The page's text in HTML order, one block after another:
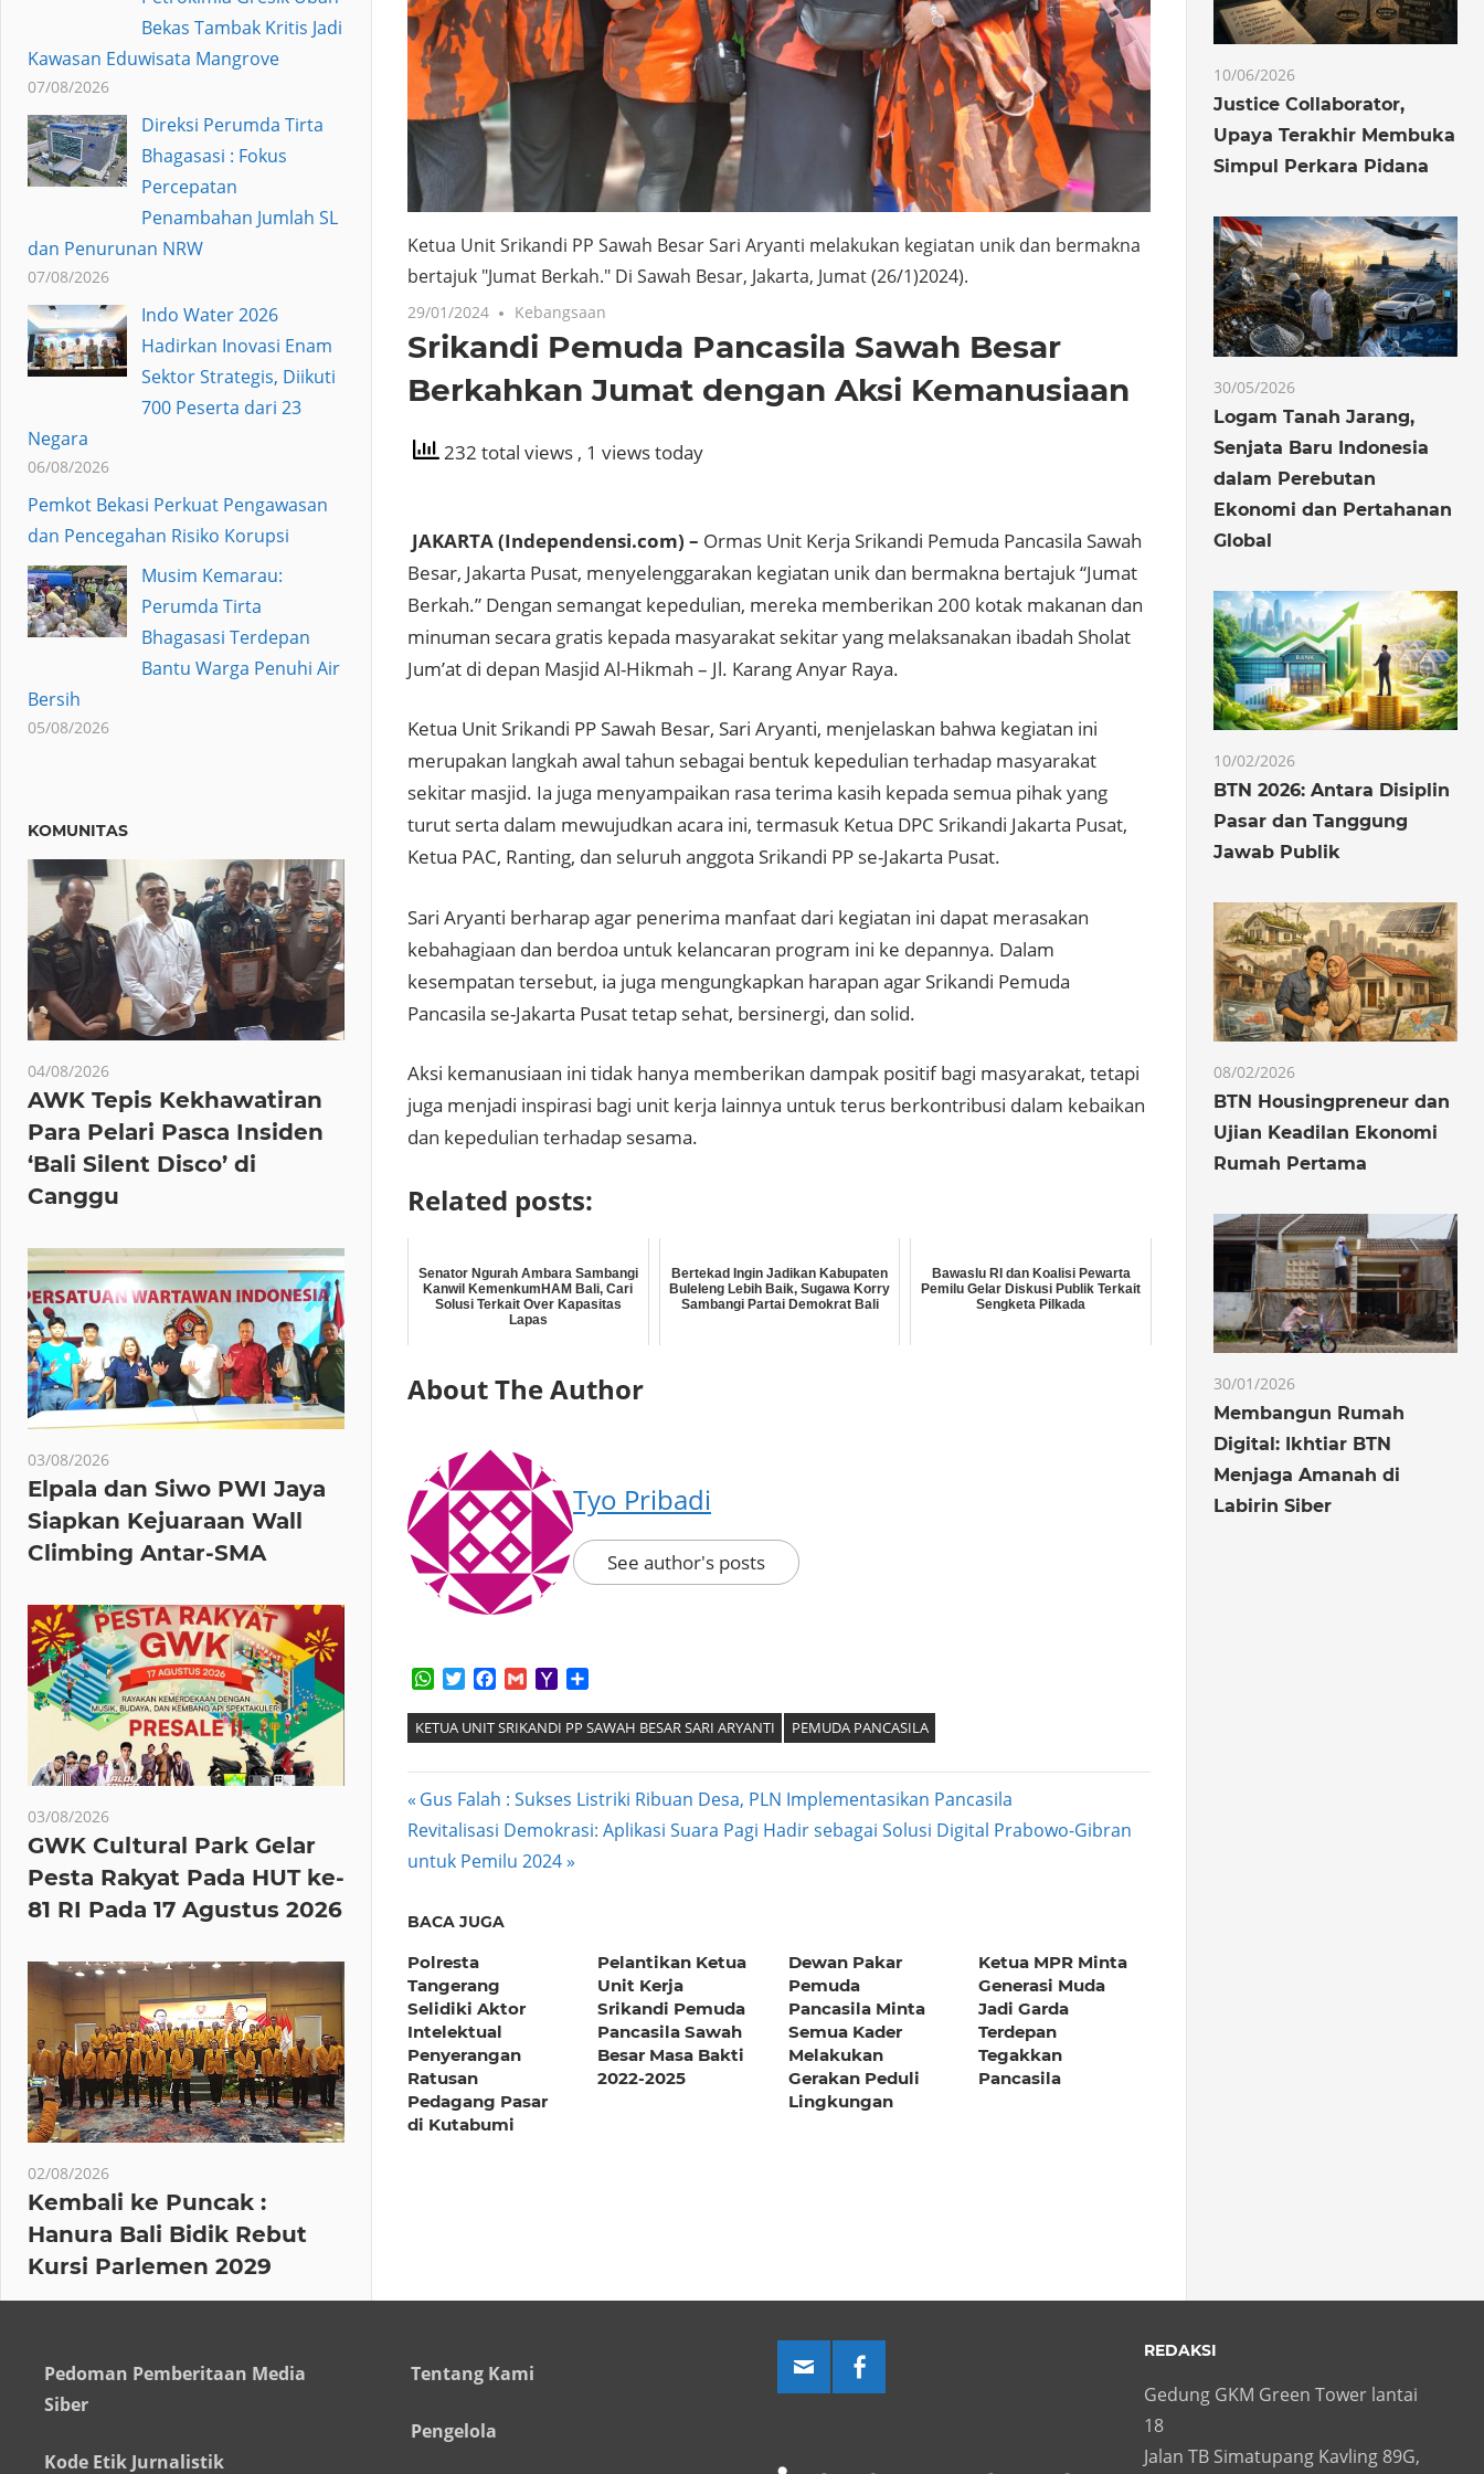
Ketua Unit Srikandi PP Sawah Besar Sari Aryanti melakukan kegiatan unik dan bermakna
bertajuk "Jumat Berkah." Di Sawah Besar, Jakarta, Jumat (26/1)2024).
29/01/2024 Kebangsaan
Srikandi Pemuda Pancasila Sawah Besar
Berkahkan Jumat dengan Aksi Kemanusiaan
232 total views , 1 views today
JAKARTA (Independensi.com) – Ormas Unit Kerja Srikandi Pemuda Pancasila Sawah
Besar, Jakarta Pusat, menyelenggarakan kegiatan unik dan bermakna bertajuk “Jumat
Berkah.” Dengan semangat kepedulian, mereka memberikan 200 kotak makanan dan
minuman secara gratis kepada masyarakat sekitar yang melaksanakan ibadah Sholat
Jum’at di depan Masjid Al-Hikmah – Jl. Karang Anyar Raya.
Ketua Unit Srikandi PP Sawah Besar, Sari Aryanti, menjelaskan bahwa kegiatan ini
merupakan langkah awal tahun sebagai bentuk kepedulian terhadap masyarakat
sekitar masjid. Ia juga menyampaikan rasa terima kasih kepada semua pihak yang
turut serta dalam mewujudkan acara ini, termasuk Ketua DPC Srikandi Jakarta Pusat,
Ketua PAC, Ranting, dan seluruh anggota Srikandi PP se-Jakarta Pusat.
Sari Aryanti berharap agar penerima manfaat dari kegiatan ini dapat merasakan
kebahagiaan dan berdoa untuk kelancaran program ini ke depannya. Dalam
kesempatan tersebut, ia juga mengungkapkan harapan agar Srikandi Pemuda
Pancasila se-Jakarta Pusat tetap sehat, bersinergi, dan solid.
Aksi kemanusiaan ini tidak hanya memberikan dampak positif bagi masyarakat, tetapi
juga menjadi inspirasi bagi unit kerja lainnya untuk terus berkontribusi dalam kebaikan
dan kepedulian terhadap sesama.
Related posts:
Senator Ngurah Ambara Sambangi
Kanwil KemenkumHAM Bali, Cari
Solusi Terkait Over Kapasitas
Lapas
Bertekad Ingin Jadikan Kabupaten
Buleleng Lebih Baik, Sugawa Korry
Sambangi Partai Demokrat Bali
Bawaslu RI dan Koalisi Pewarta
Pemilu Gelar Diskusi Publik Terkait
Sengketa Pilkada
About The Author
Tyo Pribadi
See author's posts
WhatsApp
TwitterFacebook
GmailYahoo
KETUA UNIT SRIKANDI PP SAWAH BESAR SARI ARYANTI PEMUDA PANCASILA
Post
navigation
Previous
Post:
Gus Falah : Sukses Listriki Ribuan Desa, PLN Implementasikan Pancasila
Next
Post:
Revitalisasi Demokrasi: Aplikasi Suara Pagi Hadir sebagai Solusi Digital Prabowo-Gibran
untuk Pemilu 2024
BACA JUGA
Polresta
Tangerang
Selidiki Aktor
Intelektual
Penyerangan
Ratusan
Pedagang Pasar
di Kutabumi
Pelantikan Ketua
Unit Kerja
Srikandi Pemuda
Pancasila Sawah
Besar Masa Bakti
2022-2025
Dewan Pakar
Pemuda
Pancasila Minta
Semua Kader
Melakukan
Gerakan Peduli
Lingkungan
Ketua MPR Minta
Generasi Muda
Jadi Garda
Terdepan
Tegakkan
Pancasila
Bekas Tambak Kritis Jadi
Kawasan Eduwisata Mangrove
07/08/2026
Direksi Perumda Tirta
Bhagasasi : Fokus
Percepatan
Penambahan Jumlah SL
dan Penurunan NRW
07/08/2026
Indo Water 2026
Hadirkan Inovasi Enam
Sektor Strategis, Diikuti
700 Peserta dari 23
Negara
06/08/2026
Pemkot Bekasi Perkuat Pengawasan
dan Pencegahan Risiko Korupsi
Musim Kemarau:
Perumda Tirta
Bhagasasi Terdepan
Bantu Warga Penuhi Air
Bersih
05/08/2026
KOMUNITAS
04/08/2026
AWK Tepis Kekhawatiran
Para Pelari Pasca Insiden
‘Bali Silent Disco’ di
Canggu
03/08/2026
Elpala dan Siwo PWI Jaya
Siapkan Kejuaraan Wall
Climbing Antar-SMA
03/08/2026
GWK Cultural Park Gelar
Pesta Rakyat Pada HUT ke-
81 RI Pada 17 Agustus 2026
02/08/2026
Kembali ke Puncak :
Hanura Bali Bidik Rebut
Kursi Parlemen 2029
10/06/2026
Justice Collaborator,
Upaya Terakhir Membuka
Simpul Perkara Pidana
30/05/2026
Logam Tanah Jarang,
Senjata Baru Indonesia
dalam Perebutan
Ekonomi dan Pertahanan
Global
10/02/2026
BTN 2026: Antara Disiplin
Pasar dan Tanggung
Jawab Publik
08/02/2026
BTN Housingpreneur dan
Ujian Keadilan Ekonomi
Rumah Pertama
30/01/2026
Membangun Rumah
Digital: Ikhtiar BTN
Menjaga Amanah di
Labirin Siber
Pedoman Pemberitaan Media
Siber
Kode Etik Jurnalistik
Tentang Kami
Pengelola
REDAKSI
Gedung GKM Green Tower lantai
18
Jalan TB Simatupang Kavling 89G,